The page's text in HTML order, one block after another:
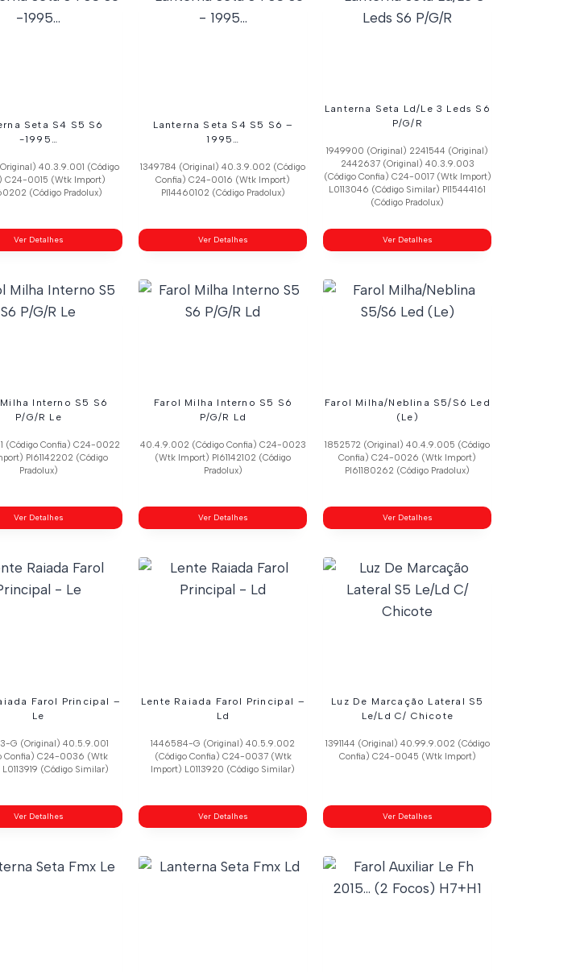
Seta S4 S5 S6
-1995…
40.3.9.001 (Código
C24-0015 (Wtk Import)
(Código Pradolux)
Ver Detalhes
Lanterna Seta S4 S5 S6 –
1995…
1349784 (Original) 40.3.9.002 (Código
Confia) C24-0016 (Wtk Import)
Pl14460102 (Código Pradolux)
Ver Detalhes
Lanterna Seta Ld/Le 3 Leds S6
P/G/R
1949900 (Original) 2241544 (Original)
2442637 (Original) 40.3.9.003
(Código Confia) C24-0017 (Wtk Import)
L0113046 (Código Similar) Pl15444161
(Código Pradolux)
Ver Detalhes
Interno S5 S6
P/G/R Le
(Código Confia) C24-0022
Pl61142202 (Código
Pradolux)
Ver Detalhes
Farol Milha Interno S5 S6
P/G/R Ld
40.4.9.002 (Código Confia) C24-0023
(Wtk Import) Pl61142102 (Código
Pradolux)
Ver Detalhes
Farol Milha/Neblina S5/S6 Led
(Le)
1852572 (Original) 40.4.9.005 (Código
Confia) C24-0026 (Wtk Import)
Pl61180262 (Código Pradolux)
Ver Detalhes
Farol Principal –
Le
G (Original) 40.5.9.001
Confia) C24-0036 (Wtk
(Código Similar)
Ver Detalhes
Lente Raiada Farol Principal –
Ld
1446584-G (Original) 40.5.9.002
(Código Confia) C24-0037 (Wtk
Import) L0113920 (Código Similar)
Ver Detalhes
Luz De Marcação Lateral S5
Le/Ld C/ Chicote
1391144 (Original) 40.99.9.002 (Código
Confia) C24-0045 (Wtk Import)
Ver Detalhes